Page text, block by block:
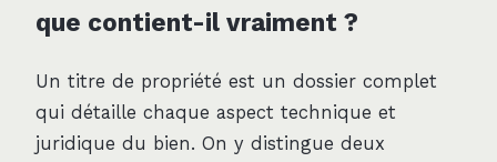
que contient-il vraiment ?
Un titre de propriété est un dossier complet
qui détaille chaque aspect technique et
juridique du bien. On y distingue deux